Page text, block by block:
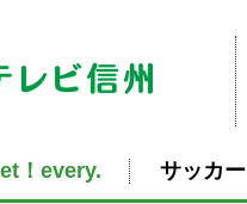
！every. サッカー